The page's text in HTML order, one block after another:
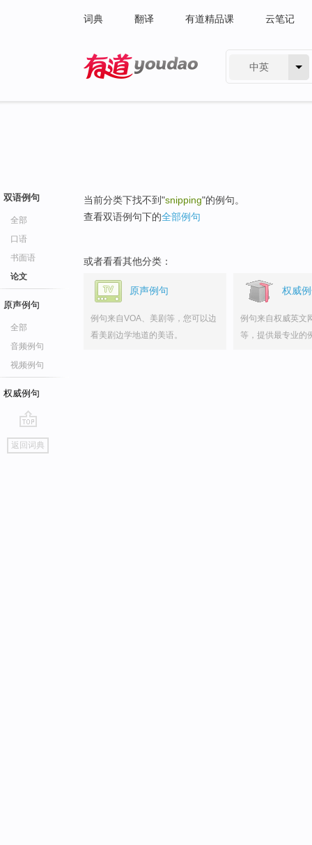
词典 翻译 有道精品课 云笔记
中英
双语例句
全部
口语
书面语
论文
原声例句
全部
音频例句
视频例句
权威例句
go
top
返回词典
当前分类下找不到"snipping"的例句。
查看双语例句下的全部例句
或者看看其他分类：
原声例句
例句来自VOA、美剧等，您可以边
看美剧边学地道的美语。
权威
例句来自权威英文
等，提供最专业的